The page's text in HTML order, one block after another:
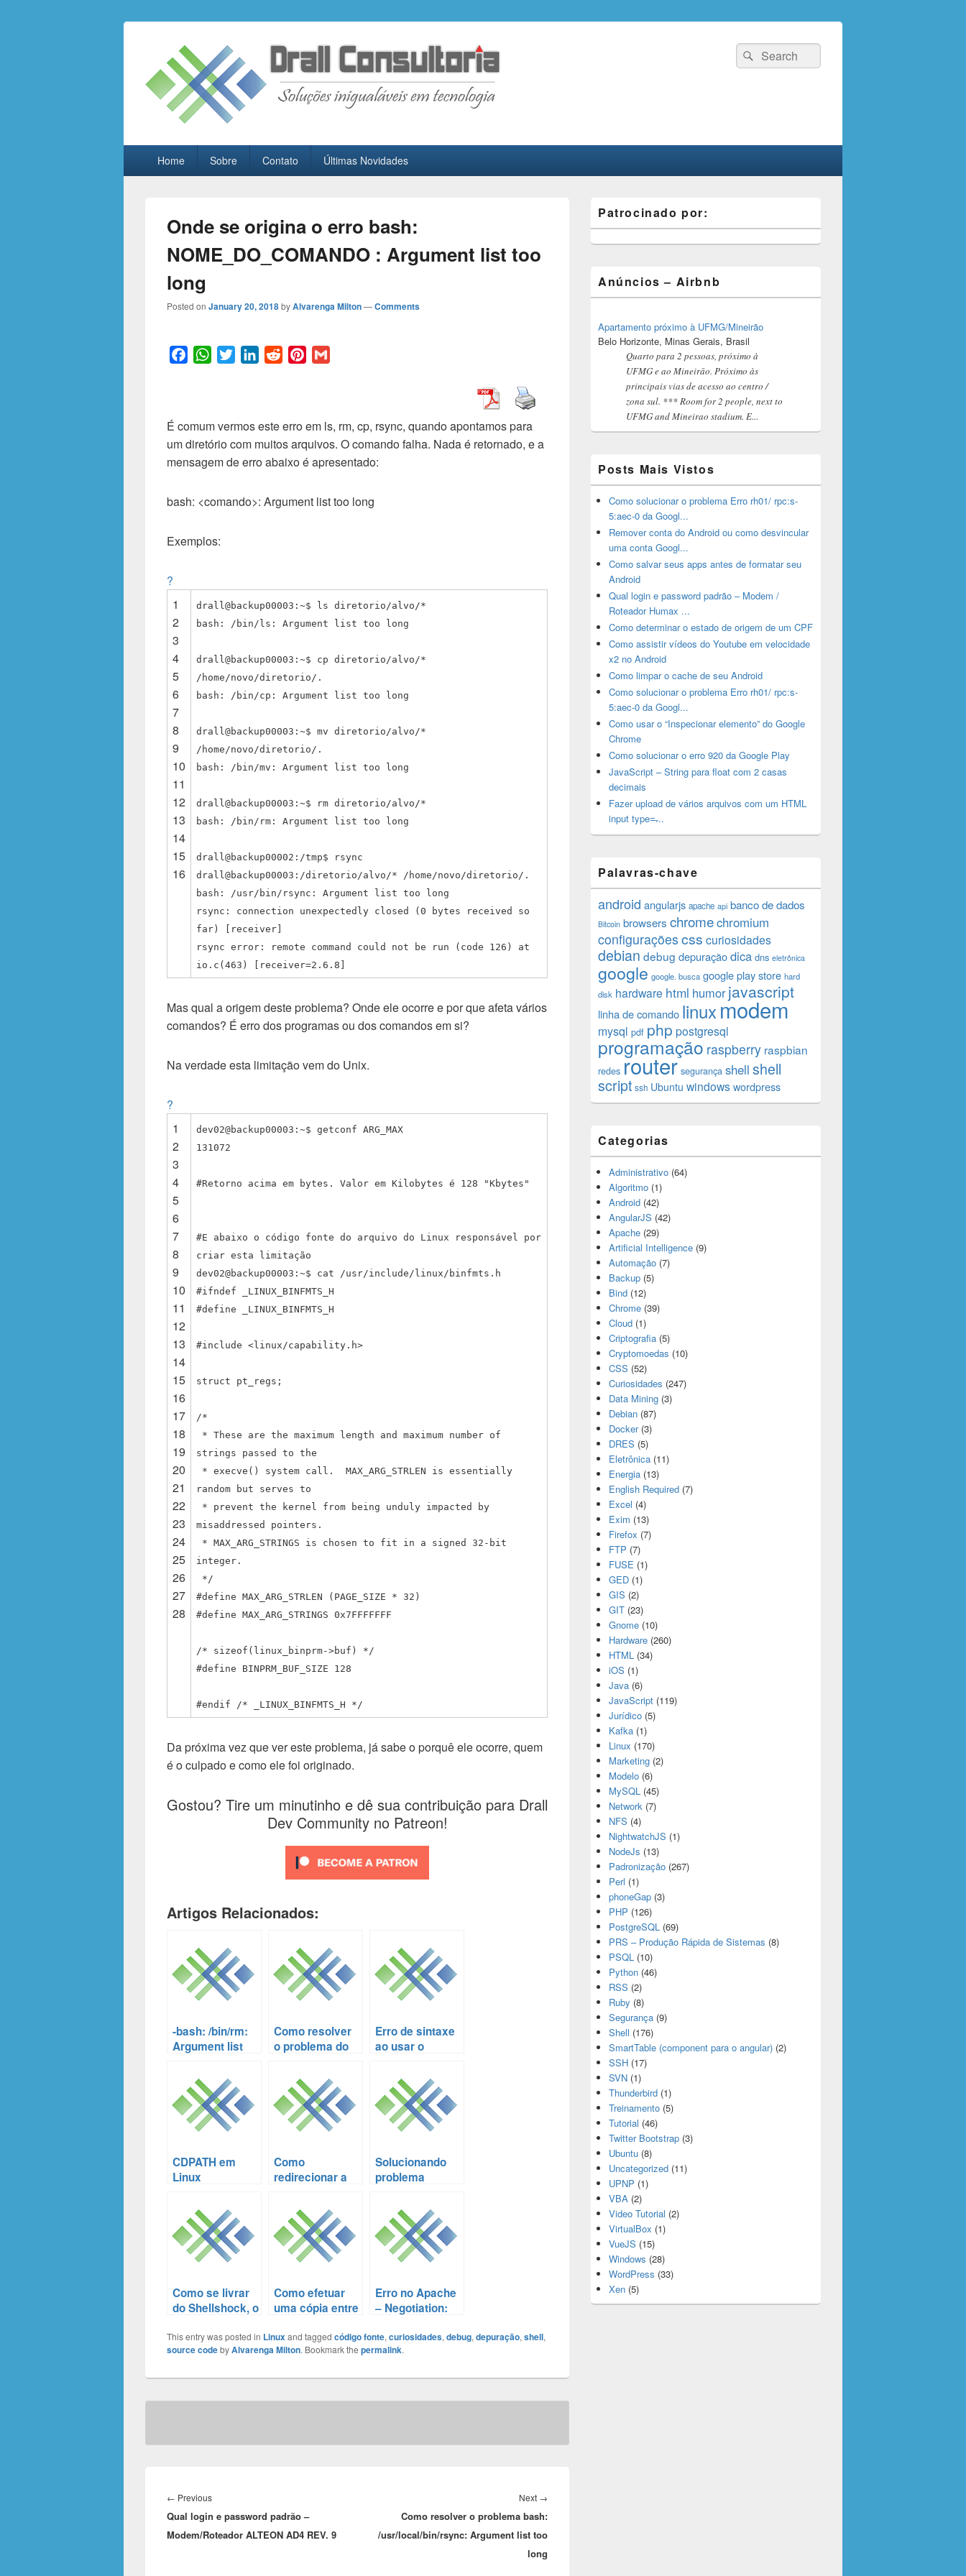
Drall Dev Community
Search
for:
Search
Home Sobre Contato Últimas Novidades
Onde se origina o erro bash:
NOME_DO_COMANDO : Argument list too
long
Posted on January 20, 2018byAlvarenga Milton—Comments
b
o
o
W
s
A
p
t
e
r
e
d
I
R
i
t
e
r
e
t
l
É comum vermos este erro em ls, rm, cp, rsync, quando apontamos para
um diretório com muitos arquivos. O comando falha. Nada é retornado, e a
mensagem de erro abaixo é apresentado:
bash: <comando>: Argument list too long
Exemplos:
?
1
2
3
4
5
6
7
8
9
10
11
12
13
14
15
16
drall@backup00003:~$ ls diretorio/alvo/*
bash: /bin/ls: Argument list too long
drall@backup00003:~$ cp diretorio/alvo/*
/home/novo/diretorio/.
bash: /bin/cp: Argument list too long
drall@backup00003:~$ mv diretorio/alvo/*
/home/novo/diretorio/.
bash: /bin/mv: Argument list too long
drall@backup00003:~$ rm diretorio/alvo/*
bash: /bin/rm: Argument list too long
drall@backup00002:/tmp$ rsync
drall@backup00003:/diretorio/alvo/* /home/novo/diretorio/.
bash: /usr/bin/rsync: Argument list too long
rsync: connection unexpectedly closed (0 bytes received so
far) [receiver]
rsync error: remote command could not be run (code 126) at
io.c(463) [receiver=2.6.8]
Mas qual a origem deste problema? Onde ele ocorre e por que afeta vários
comandos? É erro dos programas ou dos comandos em si?
Na verdade esta limitação vem do Unix.
?
1
2
3
4
5
6
7
8
9
10
11
12
13
14
15
16
17
18
19
20
21
22
23
24
25
26
27
28
dev02@backup00003:~$ getconf ARG_MAX
131072
#Retorno acima em bytes. Valor em Kilobytes é 128 "Kbytes"
#E abaixo o código fonte do arquivo do Linux responsável por
criar esta limitação
dev02@backup00003:~$ cat /usr/include/linux/binfmts.h
#ifndef _LINUX_BINFMTS_H
#define _LINUX_BINFMTS_H
#include <linux/capability.h>
struct pt_regs;
/*
* These are the maximum length and maximum number of
strings passed to the
* execve() system call. MAX_ARG_STRLEN is essentially
random but serves to
* prevent the kernel from being unduly impacted by
misaddressed pointers.
* MAX_ARG_STRINGS is chosen to fit in a signed 32-bit
integer.
*/
#define MAX_ARG_STRLEN (PAGE_SIZE * 32)
#define MAX_ARG_STRINGS 0x7FFFFFFF
/* sizeof(linux_binprm->buf) */
#define BINPRM_BUF_SIZE 128
#endif /* _LINUX_BINFMTS_H */
Da próxima vez que ver este problema, já sabe o porquê ele ocorre, quem
é o culpado e como ele foi originado.
Gostou? Tire um minutinho e dê sua contribuição para Drall
Dev Community no Patreon!
Artigos Relacionados:
-bash: /bin/rm:
Argument list
Como resolver
o problema do
exclusão/cópia/
movimentação
de arquivos no
Linux
Erro de sintaxe
ao usar o
com bash inline
For-loop
CDPATH em
Linux
Como
redirecionar a
de erro no Linux
para um arquivo
Solucionando
problema
/bin/bash:
Permission
denied no Linux
Como se livrar
do Shellshock, o
todas as
versões do
Como efetuar
uma cópia entre
sobreescrever
conteúdo
Erro no Apache
– Negotiation:
File(s) Matching
Request: None
Negotiated
This entry was posted in Linuxand tagged código fonte, curiosidades, debug, depuração, shell,
source codebyAlvarenga Milton. Bookmark the permalink.
navigation
← PreviousPrevious
post:
Qual login e password padrão –
Modem/Roteador ALTEON AD4 REV. 9
Next →
post:
Como resolver o problema bash:
/usr/local/bin/rsync: Argument list too
long
Sidebar
Widget
Area
Patrocinado por:
Anúncios – Airbnb
Apartamento próximo à UFMG/Mineirão
Belo Horizonte, Minas Gerais, Brasil
Quarto para 2 pessoas, próximo à
UFMG e ao Mineirão. Próximo às
principais vias de acesso ao centro /
zona sul. *** Room for 2 people, next to
UFMG and Mineirao stadium. E...
Posts Mais Vistos
Como solucionar o problema Erro rh01/ rpc:s-
5:aec-0 da Googl...
Remover conta do Android ou como desvincular
uma conta Googl...
Como salvar seus apps antes de formatar seu
Android
Qual login e password padrão – Modem /
Roteador Humax ...
Como determinar o estado de origem de um CPF
Como assistir vídeos do Youtube em velocidade
x2 no Android
Como limpar o cache de seu Android
Como solucionar o problema Erro rh01/ rpc:s-
5:aec-0 da Googl...
Como usar o “Inspecionar elemento” do Google
Chrome
Como solucionar o erro 920 da Google Play
JavaScript – String para float com 2 casas
decimais
Fazer upload de vários arquivos com um HTML
input type=̶...
Palavras-chave
android angularjs apache api banco de dados
Bitcoin browsers chromechromium
configurações css curiosidades
debian debug depuraçãodica dns eletrônica
google google. busca google play store hard
disk hardware html humor javascript
linha de comando linuxmodem
mysql pdf php postgresql
programação raspberry raspbian
redes router segurança shell shell
script ssh Ubuntu windows wordpress
Categorias
Administrativo (64)
Algoritmo (1)
Android (42)
AngularJS (42)
Apache (29)
Artificial Intelligence (9)
Automação (7)
Backup (5)
Bind (12)
Chrome (39)
Cloud (1)
Criptografia (5)
Cryptomoedas (10)
CSS (52)
Curiosidades (247)
Data Mining (3)
Debian (87)
Docker(3)
DRES (5)
Eletrônica (11)
Energia (13)
English Required (7)
Excel (4)
Exim (13)
Firefox (7)
FTP (7)
FUSE (1)
GED (1)
GIS (2)
GIT (23)
Gnome (10)
Hardware (260)
HTML (34)
iOS (1)
Java (6)
JavaScript (119)
Jurídico (5)
Kafka (1)
Linux (170)
Marketing (2)
Modelo (6)
MySQL (45)
Network (7)
NFS (4)
NightwatchJS (1)
NodeJs (13)
Padronização (267)
Perl (1)
phoneGap (3)
PHP (126)
PostgreSQL (69)
PRS – Produção Rápida de Sistemas (8)
PSQL (10)
Python (46)
RSS (2)
Ruby (8)
Segurança (9)
Shell (176)
SmartTable (component para o angular) (2)
SSH (17)
SVN (1)
Thunderbird (1)
Treinamento (5)
Tutorial (46)
Twitter Bootstrap (3)
Ubuntu (8)
Uncategorized (11)
UPNP (1)
VBA (2)
Video Tutorial (2)
VirtualBox (1)
VueJS (15)
Windows (28)
WordPress (33)
Xen (5)